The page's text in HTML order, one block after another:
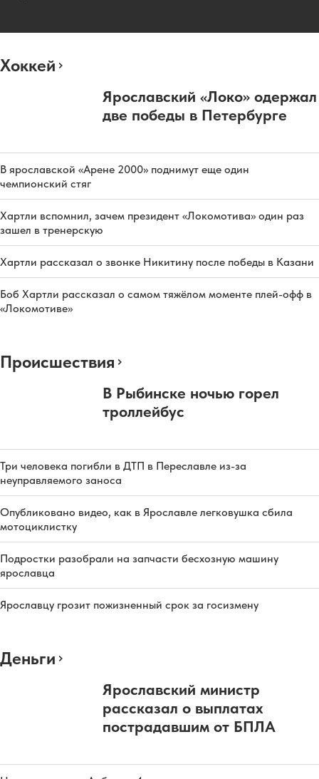
Хоккей
Ярославский «Локо» одержал
две победы в Петербурге
В ярославской «Арене 2000» поднимут еще один
чемпионский стяг
Хартли вспомнил, зачем президент «Локомотива» один раз
зашел в тренерскую
Хартли рассказал о звонке Никитину после победы в Казани
Боб Хартли рассказал о самом тяжёлом моменте плей-офф в
«Локомотиве»
Происшествия
В Рыбинске ночью горел
троллейбус
Три человека погибли в ДТП в Переславле из-за
неуправляемого заноса
Опубликовано видео, как в Ярославле легковушка сбила
мотоциклистку
Подростки разобрали на запчасти бесхозную машину
ярославца
Ярославцу грозит пожизненный срок за госизмену
Деньги
Ярославский министр
рассказал о выплатах
пострадавшим от БПЛА